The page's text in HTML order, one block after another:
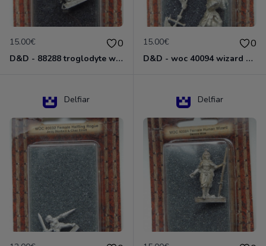
15.00€ 0
D&D - 88288 troglodyte with long Miniature - Donjons Dragons
15.00€ 0
D&D - woc 40094 wizard human male Miniature - Donjons Dragons
Delfiar Delfiar